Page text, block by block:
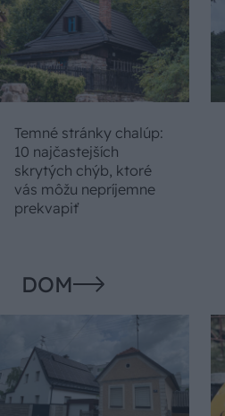
Temné stránky chalúp:
10 najčastejších
skrytých chýb, ktoré
vás môžu nepríjemne
prekvapiť
DOM